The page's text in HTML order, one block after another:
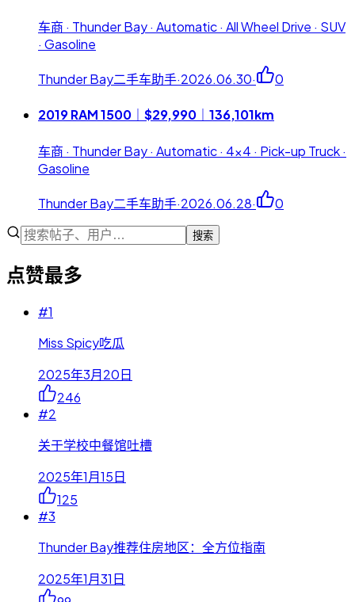
车商 · Thunder Bay · Automatic · All Wheel Drive · SUV
· Gasoline
Thunder Bay二手车助手·2026.06.30· 0
2019 RAM 1500｜$29,990｜136,101km
车商 · Thunder Bay · Automatic · 4x4 · Pick-up Truck ·
Gasoline
Thunder Bay二手车助手·2026.06.28· 0
搜索
点赞最多
#1
Miss Spicy吃瓜
2025年3月20日
246
#2
关于学校中餐馆吐槽
2025年1月15日
125
#3
Thunder Bay推荐住房地区：全方位指南
2025年1月31日